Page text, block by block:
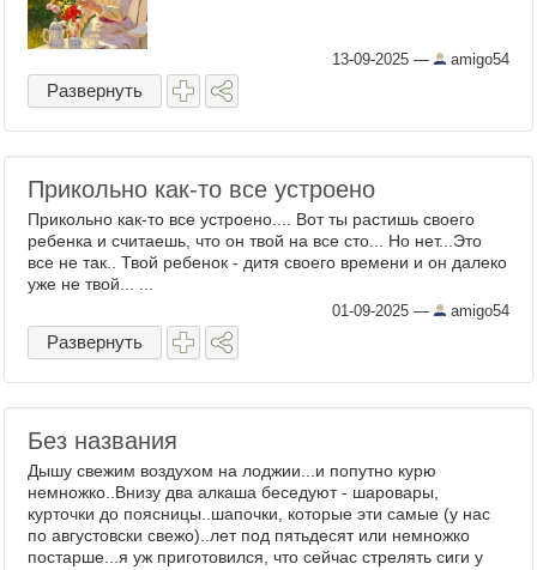
13-09-2025 — amigo54
Развернуть
Прикольно как-то все устроено
Прикольно как-то все устроено.... Вот ты растишь своего
ребенка и считаешь, что он твой на все сто... Но нет...Это
все не так.. Твой ребенок - дитя своего времени и он далеко
уже не твой... ...
01-09-2025 — amigo54
Развернуть
Без названия
Дышу свежим воздухом на лоджии...и попутно курю
немножко..Внизу два алкаша беседуют - шаровары,
курточки до поясницы..шапочки, которые эти самые (у нас
по августовски свежо)..лет под пятьдесят или немножко
постарше...я уж приготовился, что сейчас стрелять сиги у